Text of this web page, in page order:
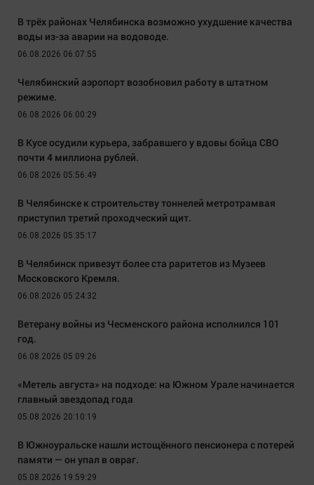
В трёх районах Челябинска возможно ухудшение качества
воды из-за аварии на водоводе.
06.08.2026 06:07:55
Челябинский аэропорт возобновил работу в штатном
режиме.
06.08.2026 06:00:29
В Кусе осудили курьера, забравшего у вдовы бойца СВО
почти 4 миллиона рублей.
06.08.2026 05:56:49
В Челябинске к строительству тоннелей метротрамвая
приступил третий проходческий щит.
06.08.2026 05:35:17
В Челябинск привезут более ста раритетов из Музеев
Московского Кремля.
06.08.2026 05:24:32
Ветерану войны из Чесменского района исполнился 101
год.
06.08.2026 05:09:26
«Метель августа» на подходе: на Южном Урале начинается
главный звездопад года
05.08.2026 20:10:19
В Южноуральске нашли истощённого пенсионера с потерей
памяти — он упал в овраг.
05.08.2026 19:59:29